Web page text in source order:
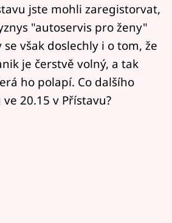
jste mohli zaregistorvat,
"autoservis pro ženy"
však doslechly i o tom, že
je čerstvě volný, a tak
ho polapí. Co dalšího
20.15 v Přístavu?